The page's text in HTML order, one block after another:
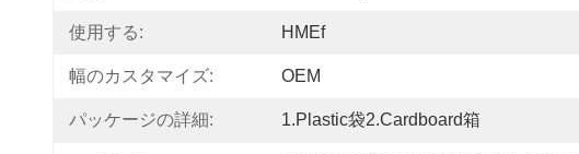
使用する: HMEf
幅のカスタマイズ: OEM
パッケージの詳細: 1.Plastic袋2.Cardboard箱